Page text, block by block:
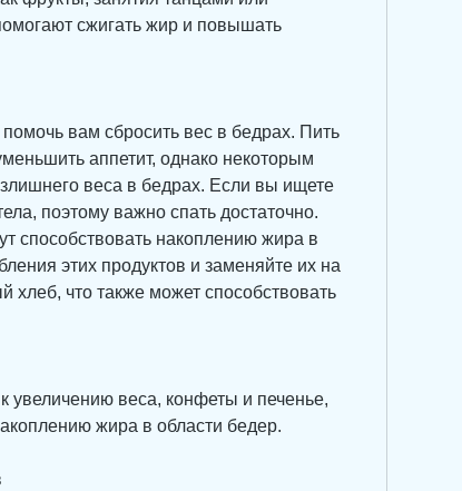
сжигать жир и повышать
вам сбросить вес в бедрах. Пить
аппетит, однако некоторым
веса в бедрах. Если вы ищете
поэтому важно спать достаточно.
способствовать накоплению жира в
этих продуктов и заменяйте их на
что также может способствовать
увеличению веса, конфеты и печенье,
жира в области бедер.